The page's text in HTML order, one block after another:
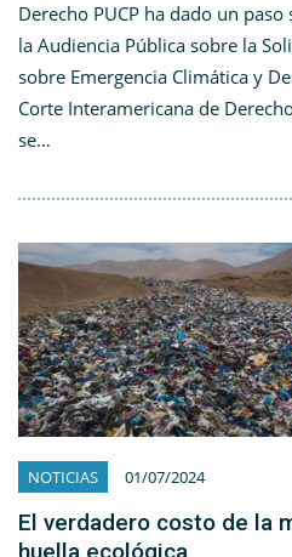
Derecho PUCP ha dado un
la Audiencia Pública sobre la
sobre Emergencia Climática y
Corte Interamericana de
se…
NOTICIAS 01/07/2024
El verdadero costo de la